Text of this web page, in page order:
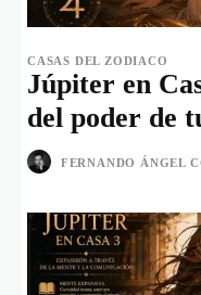
CASAS DEL ZODIACO
Júpiter en
del poder de
FERNANDO ÁNGEL